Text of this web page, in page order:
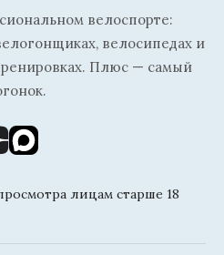
велоспорте:
велосипедах и
Плюс — самый
лицам старше 18